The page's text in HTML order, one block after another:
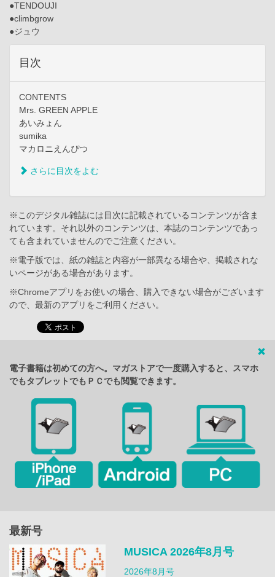
●TENDOUJI
●climbgrow
●ジュウ
目次
CONTENTS
Mrs. GREEN APPLE
あいみょん
sumika
マカロニえんぴつ
さらに目次をよむ
※このデジタル雑誌には目次に記載されているコンテンツが含ま
れています。それ以外のコンテンツは、本誌のコンテンツであっ
ても含まれていませんのでご注意ください。
※電子版では、紙の雑誌と内容が一部異なる場合や、掲載されな
いページがある場合があります。
※Chromeアプリをお使いの場合、購入できない場合がございます
ので、最新のアプリをご利用ください。
電子書籍は初めての方へ。マガストアで一度購入すると、スマホ
でもタブレットでもＰＣでも閲覧できます。
最新号
MUSICA 2026年8月号
2026年8月号